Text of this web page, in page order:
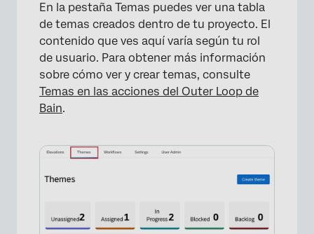
En la pestaña Temas puedes ver una tabla
de temas creados dentro de tu proyecto. El
contenido que ves aquí varía según tu rol
de usuario. Para obtener más información
sobre cómo ver y crear temas, consulte
Temas en las acciones del Outer Loop de
Bain.